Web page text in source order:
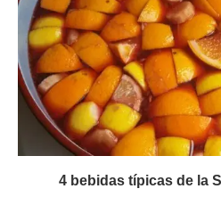
4 bebidas típicas de la